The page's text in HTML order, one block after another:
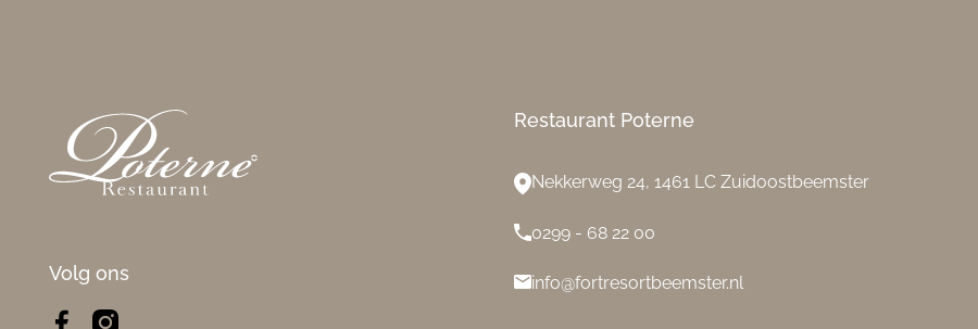
Volg ons
Restaurant Poterne
Nekkerweg 24, 1461 LC Zuidoostbeemster
0299 - 68 22 00
info@fortresortbeemster.nl